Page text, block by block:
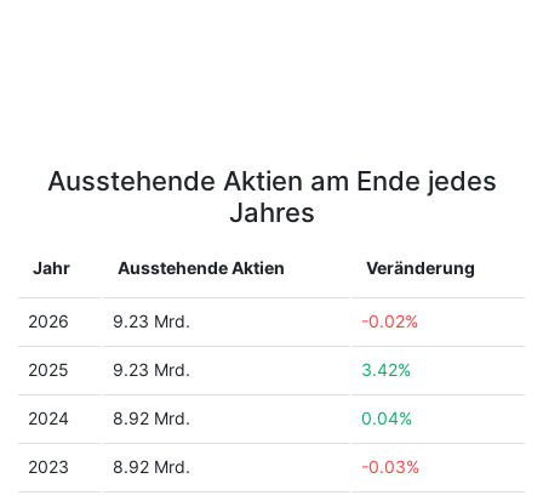
Ausstehende Aktien am Ende jedes
Jahres
Jahr Ausstehende Aktien Veränderung
2026 9.23 Mrd. -0.02%
2025 9.23 Mrd. 3.42%
2024 8.92 Mrd. 0.04%
2023 8.92 Mrd. -0.03%